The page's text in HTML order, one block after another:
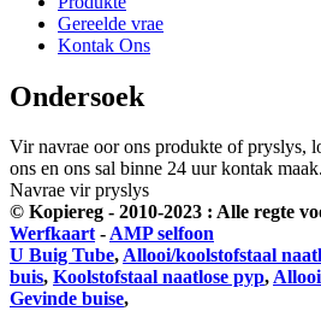
Gereelde vrae
Kontak Ons
Ondersoek
Vir navrae oor ons produkte of pryslys,
ons en ons sal binne 24 uur kontak maak.
Navrae vir pryslys
© Kopiereg - 2010-2023 : Alle regte
Werfkaart-AMP selfoon
U Buig Tube,Allooi/koolstofstaal
buis, Koolstofstaal naatlose pyp,
Gevinde buise,